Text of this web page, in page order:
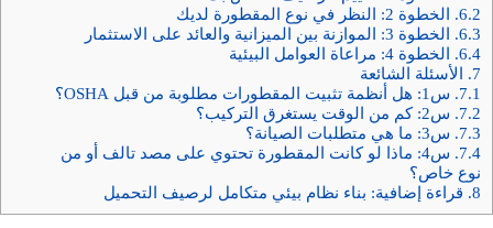
6.2. الخطوة 2: النظر في نوع المقطورة لديك
6.3. الخطوة 3: الموازنة بين الميزانية والعائد على الاستثمار
6.4. الخطوة 4: مراعاة العوامل البيئية
7. الأسئلة الشائعة
7.1. س1: هل أنظمة تثبيت المقطورات مطلوبة من قبل OSHA؟
7.2. س2: كم من الوقت يستغرق التركيب؟
7.3. س3: ما هي متطلبات الصيانة؟
7.4.
س4: ماذا لو كانت المقطورة تحتوي على مصد تالف أو من
نوع خاص؟
8. قراءة إضافية: بناء نظام بيئي متكامل لرصيف التحميل